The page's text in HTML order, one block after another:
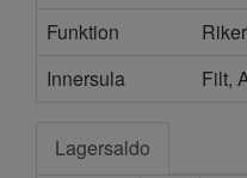
Funktion
Innersula
Filt,
Lagersaldo